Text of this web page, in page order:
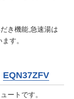
き機能,急速湯は
す。
EQN37ZFV
ートです。